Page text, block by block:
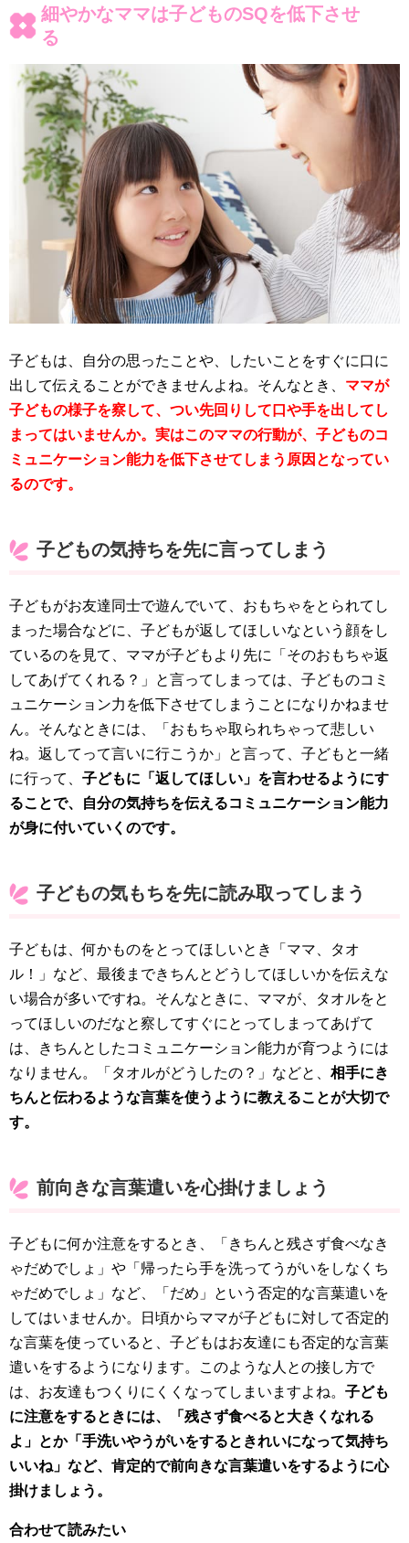
細やかなママは子どものSQを低下させ
る
子どもは、自分の思ったことや、したいことをすぐに口に
出して伝えることができませんよね。そんなとき、 ママが
子どもの様子を察して、つい先回りして口や手を出してし
まってはいませんか。実はこのママの行動が、子どものコ
ミュニケーション能力を低下させてしまう原因となってい
るのです。
子どもの気持ちを先に言ってしまう
子どもがお友達同士で遊んでいて、おもちゃをとられてし
まった場合などに、子どもが返してほしいなという顔をし
ているのを見て、ママが子どもより先に「そのおもちゃ返
してあげてくれる？」と言ってしまっては、子どものコミ
ュニケーション力を低下させてしまうことになりかねませ
ん。そんなときには、「おもちゃ取られちゃって悲しい
ね。返してって言いに行こうか」と言って、子どもと一緒
に行って、 子どもに「返してほしい」を言わせるようにす
ることで、自分の気持ちを伝えるコミュニケーション能力
が身に付いていくのです。
子どもの気もちを先に読み取ってしまう
子どもは、何かものをとってほしいとき「ママ、タオ
ル！」など、最後まできちんとどうしてほしいかを伝えな
い場合が多いですね。そんなときに、ママが、タオルをと
ってほしいのだなと察してすぐにとってしまってあげて
は、きちんとしたコミュニケーション能力が育つようには
なりません。「タオルがどうしたの？」などと、 相手にき
ちんと伝わるような言葉を使うように教えることが大切で
す。
前向きな言葉遣いを心掛けましょう
子どもに何か注意をするとき、「きちんと残さず食べなき
ゃだめでしょ」や「帰ったら手を洗ってうがいをしなくち
ゃだめでしょ」など、「だめ」という否定的な言葉遣いを
してはいませんか。日頃からママが子どもに対して否定的
な言葉を使っていると、子どもはお友達にも否定的な言葉
遣いをするようになります。このような人との接し方で
は、お友達もつくりにくくなってしまいますよね。 子ども
に注意をするときには、「残さず食べると大きくなれる
よ」とか「手洗いやうがいをするときれいになって気持ち
いいね」など、肯定的で前向きな言葉遣いをするように心
掛けましょう。
合わせて読みたい